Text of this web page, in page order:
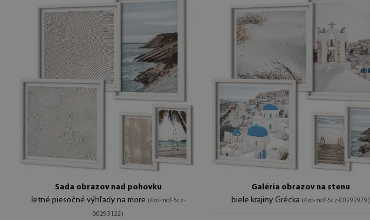
Sada obrazov nad pohovku
letné piesočné výhľady na more (#zo-mdf-5cz-
00293122)
Galéria obrazov na stenu
biele krajiny Grécka (#zo-mdf-5cz-00292979)